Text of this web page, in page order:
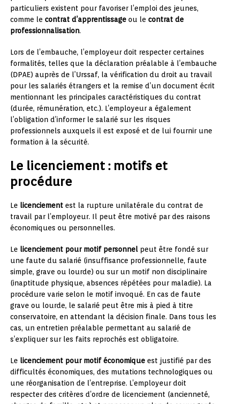
particuliers existent pour favoriser l’emploi des jeunes,
comme le contrat d’apprentissage ou le contrat de
professionnalisation.
Lors de l’embauche, l’employeur doit respecter certaines
formalités, telles que la déclaration préalable à l’embauche
(DPAE) auprès de l’Urssaf, la vérification du droit au travail
pour les salariés étrangers et la remise d’un document écrit
mentionnant les principales caractéristiques du contrat
(durée, rémunération, etc.). L’employeur a également
l’obligation d’informer le salarié sur les risques
professionnels auxquels il est exposé et de lui fournir une
formation à la sécurité.
Le licenciement : motifs et
procédure
Le licenciement est la rupture unilatérale du contrat de
travail par l’employeur. Il peut être motivé par des raisons
économiques ou personnelles.
Le licenciement pour motif personnel peut être fondé sur
une faute du salarié (insuffisance professionnelle, faute
simple, grave ou lourde) ou sur un motif non disciplinaire
(inaptitude physique, absences répétées pour maladie). La
procédure varie selon le motif invoqué. En cas de faute
grave ou lourde, le salarié peut être mis à pied à titre
conservatoire, en attendant la décision finale. Dans tous les
cas, un entretien préalable permettant au salarié de
s’expliquer sur les faits reprochés est obligatoire.
Le licenciement pour motif économique est justifié par des
difficultés économiques, des mutations technologiques ou
une réorganisation de l’entreprise. L’employeur doit
respecter des critères d’ordre de licenciement (ancienneté,